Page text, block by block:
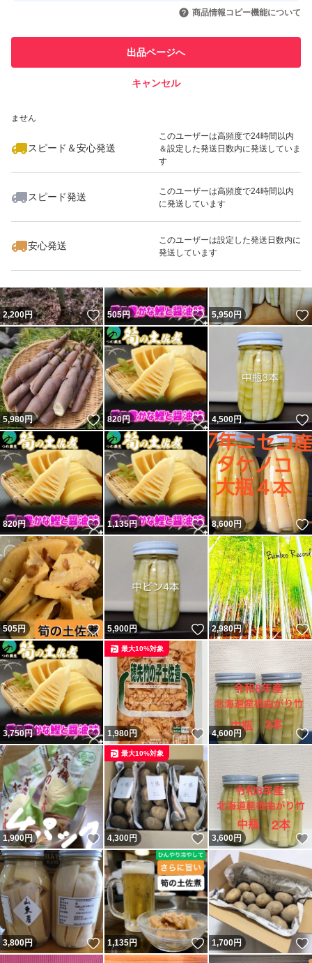
引を完了させた実績があります
での取引実績があります
ません
スピード＆安心発送
このユーザーは高頻度で24時間以内
＆設定した発送日数内に発送していま
す
スピード発送
このユーザーは高頻度で24時間以内
に発送しています
安心発送
このユーザーは設定した発送日数内に
発送しています
商品情報コピー機能について
出品ページへ
キャンセル
いいね！
3,350
2,200円 いいね！
505円 いいね！
5,950円
5,980円 いいね！
820円 いいね！
4,500円
820円 いいね！
1,135円 いいね！
8,600円
505円 いいね！
5,900円 いいね！
2,980円
3,750円 いいね！
1,980円 いいね！
最大10%対象
4,600円
1,900円 いいね！
4,300円 いいね！
最大10%対象
3,600円
3,800円 いいね！
1,135円 いいね！
1,700円